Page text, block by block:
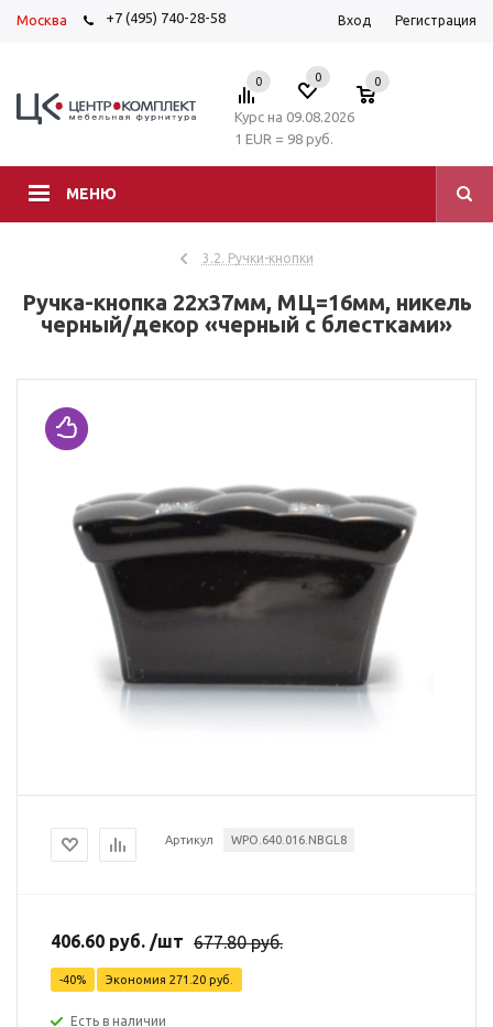
Москва +7 (495) 740-28-58 Вход Регистрация
МЕНЮ
0 0 0
Курс на 09.08.2026
1 EUR = 98 руб.
3.2. Ручки-кнопки
Ручка-кнопка 22х37мм, МЦ=16мм, никель
черный/декор «черный с блестками»
Артикул WPO.640.016.NBGL8
406.60 руб. /шт 677.80руб.
-40% Экономия 271.20 руб.
Есть в наличии